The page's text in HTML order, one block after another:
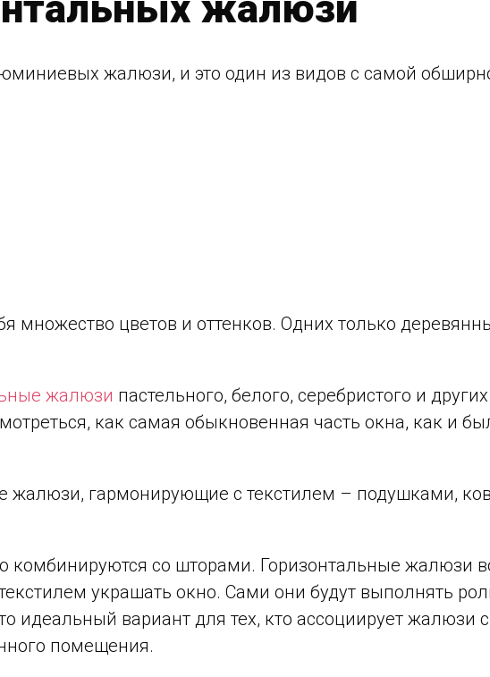
жалюзи, и это один из видов с самой
множество цветов и оттенков. Одних только
жалюзи пастельного, белого, серебристого и
как самая обыкновенная часть окна, как и
жалюзи, гармонирующие с текстилем – подушками,
комбинируются со шторами. Горизонтальные жалюзи
украшать окно. Сами они будут выполнять
идеальный вариант для тех, кто ассоциирует жалюзи
помещения.